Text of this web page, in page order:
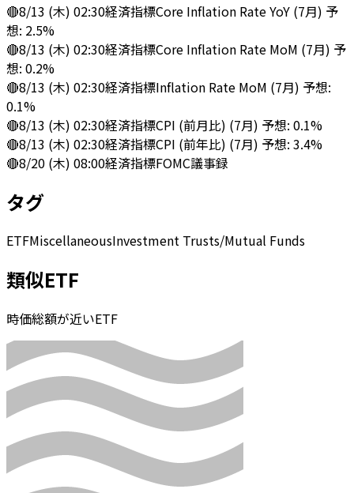
🔴8/13 (木) 02:30経済指標Core Inflation Rate YoY (7月) 予
想: 2.5%
🔴8/13 (木) 02:30経済指標Core Inflation Rate MoM (7月) 予
想: 0.2%
🔴8/13 (木) 02:30経済指標Inflation Rate MoM (7月) 予想:
0.1%
🔴8/13 (木) 02:30経済指標CPI (前月比) (7月) 予想: 0.1%
🔴8/13 (木) 02:30経済指標CPI (前年比) (7月) 予想: 3.4%
🔴8/20 (木) 08:00経済指標FOMC議事録
タグ
ETFMiscellaneousInvestment Trusts/Mutual Funds
類似ETF
時価総額が近いETF